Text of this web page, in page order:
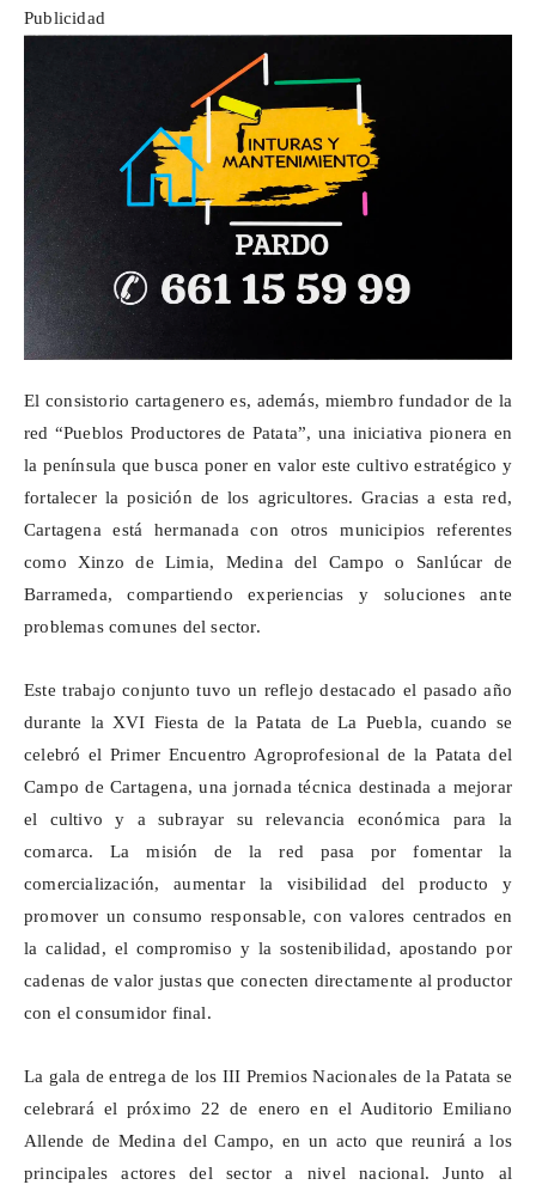
Publicidad
El consistorio cartagenero es, además, miembro fundador de la
red “Pueblos Productores de Patata”, una iniciativa pionera en
la península que busca poner en valor este cultivo estratégico y
fortalecer la posición de los agricultores. Gracias a esta red,
Cartagena está hermanada con otros municipios referentes
como Xinzo de Limia, Medina del Campo o Sanlúcar de
Barrameda, compartiendo experiencias y soluciones ante
problemas comunes del sector.
Este trabajo conjunto tuvo un reflejo destacado el pasado año
durante la XVI Fiesta de la Patata de La Puebla, cuando se
celebró el Primer Encuentro Agroprofesional de la Patata del
Campo de Cartagena, una jornada técnica destinada a mejorar
el cultivo y a subrayar su relevancia económica para la
comarca. La misión de la red pasa por fomentar la
comercialización, aumentar la visibilidad del producto y
promover un consumo responsable, con valores centrados en
la calidad, el compromiso y la sostenibilidad, apostando por
cadenas de valor justas que conecten directamente al productor
con el consumidor final.
La gala de entrega de los III Premios Nacionales de la Patata se
celebrará el próximo 22 de enero en el Auditorio Emiliano
Allende de Medina del Campo, en un acto que reunirá a los
principales actores del sector a nivel nacional. Junto al